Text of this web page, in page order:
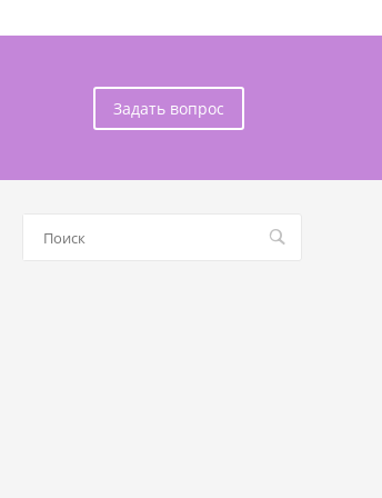
Задать вопрос